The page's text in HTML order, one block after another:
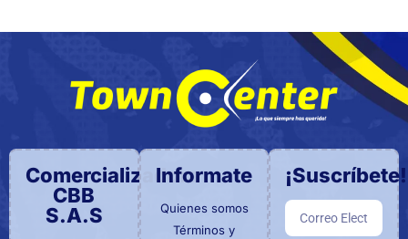
Comercializadora
CBB
S.A.S
Informate
Quienes somos
Términos y
¡Suscríbete!